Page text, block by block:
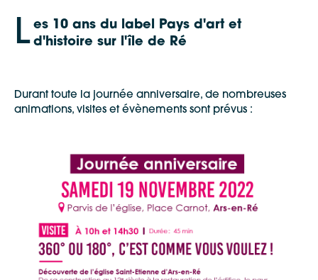
L es 10 ans du label Pays d'art et
d'histoire sur l'île de Ré
Durant toute la journée anniversaire, de nombreuses
animations, visites et évènements sont prévus :